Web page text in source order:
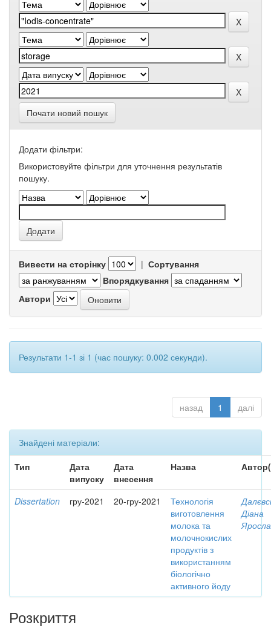
Почати новий пошук
Додати фільтри:
Використовуйте фільтри для уточнення результатів
пошуку.
Вивести на сторінку | Сортування
Впорядкування
Автори
Результати 1-1 зі 1 (час пошуку: 0.002 секунди).
назад 1 далі
Знайдені матеріали:
Тип
Дата
випуску
Дата
внесення
Назва
Dissertation гру-2021 20-гру-2021
Технологія
виготовлення
молока та
молочнокислих
продуктів з
використанням
біологічно
активного йоду
Діана
Розкриття